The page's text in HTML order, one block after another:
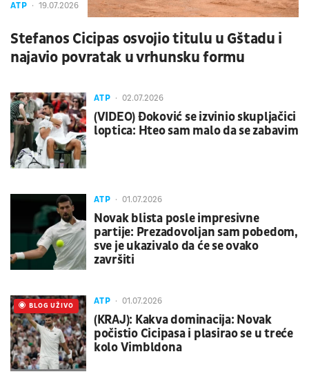
ATP 19.07.2026
Stefanos Cicipas osvojio titulu u Gštadu i
najavio povratak u vrhunsku formu
ATP 02.07.2026
(VIDEO) Đoković se izvinio skupljačici
loptica: Hteo sam malo da se zabavim
ATP 01.07.2026
Novak blista posle impresivne
partije: Prezadovoljan sam pobedom,
sve je ukazivalo da će se ovako
završiti
ATP 01.07.2026
(KRAJ): Kakva dominacija: Novak
počistio Cicipasa i plasirao se u treće
kolo Vimbldona
UŽIVO
BLOG UŽIVO